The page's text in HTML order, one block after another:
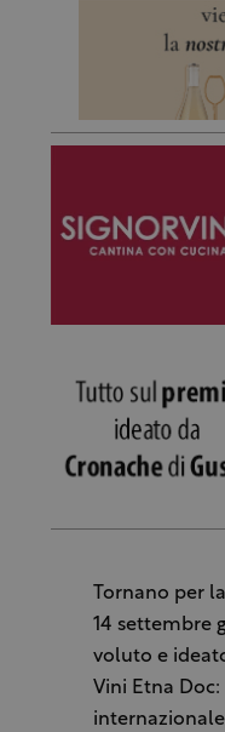
Tornano per
14 settembre
voluto e
Vini Etna